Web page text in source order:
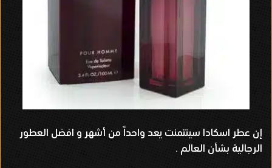
إن عطر اسكادا سينتمنت يعد واحداً من أشهر و افضل العطور
الرجالية بشأن العالم .